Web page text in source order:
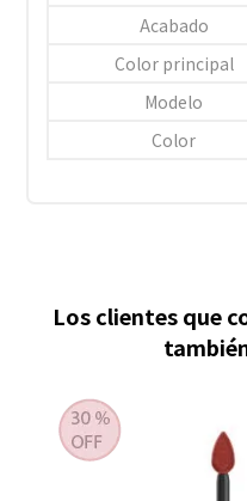
Acabado
Color principal
Modelo
Color
Los clientes que